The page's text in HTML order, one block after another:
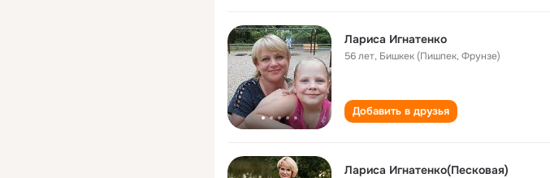
Лариса Игнатенко
56 лет, Бишкек (Пишпек, Фрунзе)
Добавить в друзья
Лариса Игнатенко(Песковая)